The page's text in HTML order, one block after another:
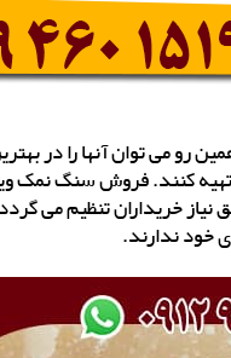
رو می توان آنها را در
کنند. فروش سنگ نمک
نیاز خریداران تنظیم
خود ندارند.